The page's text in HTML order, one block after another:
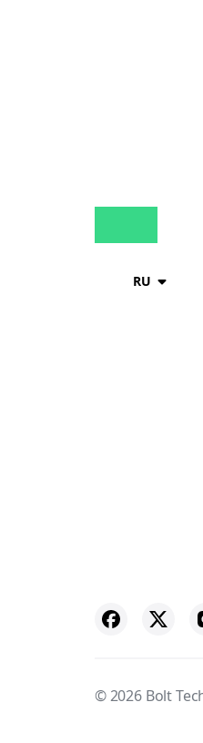
RU
© 2026 Bolt